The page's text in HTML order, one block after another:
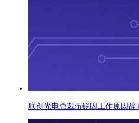
联创光电总裁伍锐因工作原因